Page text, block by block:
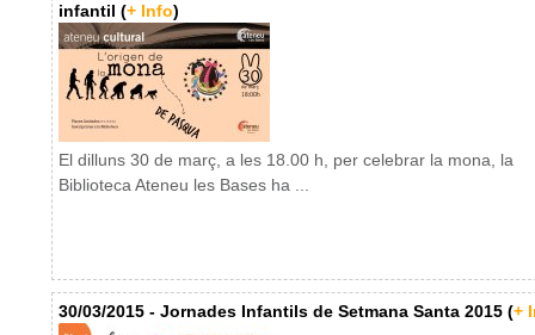
infantil (+ Info)
El dilluns 30 de març, a les 18.00 h, per celebrar la mona, la
Biblioteca Ateneu les Bases ha ...
30/03/2015 - Jornades Infantils de Setmana Santa 2015 (+